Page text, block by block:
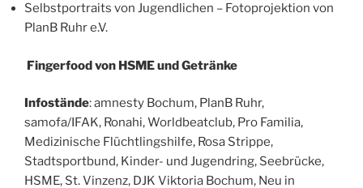
Selbstportraits von Jugendlichen – Fotoprojektion von
PlanB Ruhr e.V.
Fingerfood von HSME und Getränke
Infostände: amnesty Bochum, PlanB Ruhr,
samofa/IFAK, Ronahi, Worldbeatclub, Pro Familia,
Medizinische Flüchtlingshilfe, Rosa Strippe,
Stadtsportbund, Kinder- und Jugendring, Seebrücke,
HSME, St. Vinzenz, DJK Viktoria Bochum, Neu in